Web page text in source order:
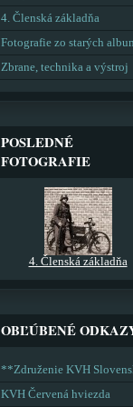
4. Členská základňa
Fotografie zo starých
Zbrane, technika a výstroj
POSLEDNÉ
FOTOGRAFIE
4. Členská základňa
OBĽÚBENÉ
**Združenie KVH
KVH Červená hviezda